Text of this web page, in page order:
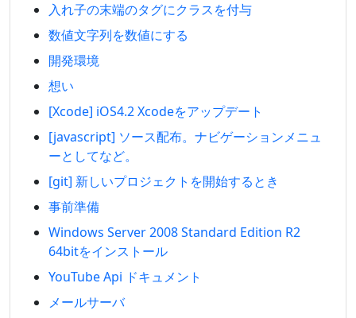
入れ子の末端のタグにクラスを付与
数値文字列を数値にする
開発環境
想い
[Xcode] iOS4.2 Xcodeをアップデート
[javascript] ソース配布。ナビゲーションメニュ
ーとしてなど。
[git] 新しいプロジェクトを開始するとき
事前準備
Windows Server 2008 Standard Edition R2
64bitをインストール
YouTube Api ドキュメント
メールサーバ